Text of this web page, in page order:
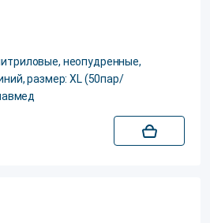
неопудренные,
размер: XL (50пар/